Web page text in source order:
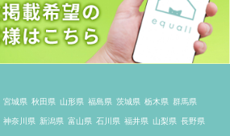
宮城県 秋田県 山形県 福島県 茨城県 栃木県 群馬県
神奈川県 新潟県 富山県 石川県 福井県 山梨県 長野県